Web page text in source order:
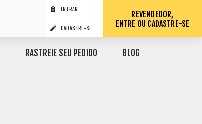
ENTRAR
CADASTRE-SE
REVENDEDOR,
ENTRE OU CADASTRE-SE
RASTREIE SEU PEDIDO BLOG